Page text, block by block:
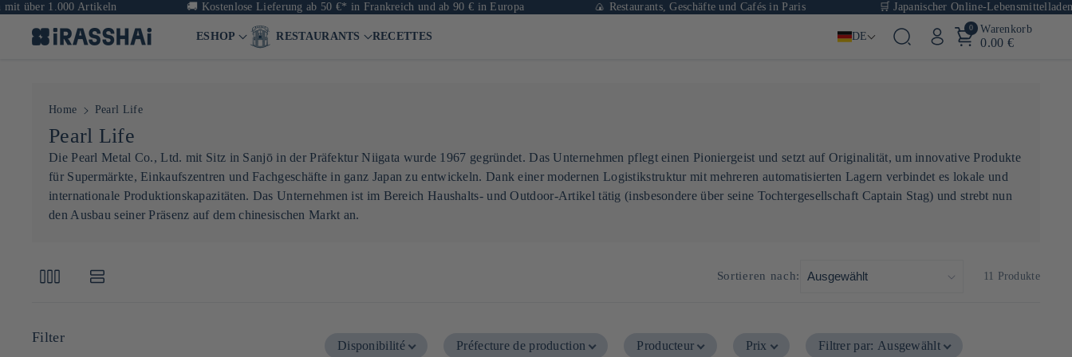
über 1.000 Artikeln Kostenlose Lieferung ab 50 €* in Frankreich und ab 90 € in Europa 🍙 Restaurants, Geschäfte und Cafés in Paris 🛒 Japanischer Online-Lebensmittelladen
ESHOP RESTAURANTS RECETTES DE
0 Warenkorb
0.00 €
Home Pearl Life
K
a
t
e
r
e
Pearl Life
Die Pearl Metal Co., Ltd. mit Sitz in Sanjō in der Präfektur Niigata wurde 1967 gegründet. Das Unternehmen pflegt einen Pioniergeist und setzt auf Originalität, um innovative Produkte
für Supermärkte, Einkaufszentren und Fachgeschäfte in ganz Japan zu entwickeln. Dank einer modernen Logistikstruktur mit mehreren automatisierten Lagern verbindet es lokale und
internationale Produktionskapazitäten. Das Unternehmen ist im Bereich Haushalts- und Outdoor-Artikel tätig (insbesondere über seine Tochtergesellschaft Captain Stag) und strebt nun
den Ausbau seiner Präsenz auf dem chinesischen Markt an.
Sortieren nach: 11 Produkte
Filter
Disponibilité Préfecture de production Producteur Prix Filtrer par: Ausgewählt